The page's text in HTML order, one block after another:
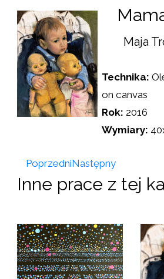
Maja
Technika:
on canvas
Rok: 2016
Wymiary:
PoprzedniNastępny
Inne prace z tej